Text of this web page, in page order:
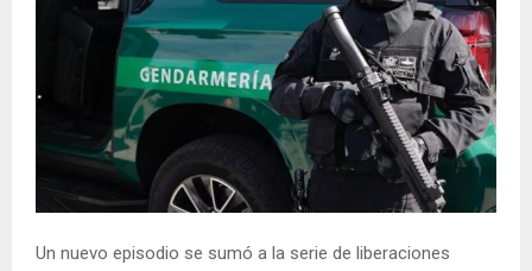
NUn nuevo episodio se sumó a la serie de liberaciones